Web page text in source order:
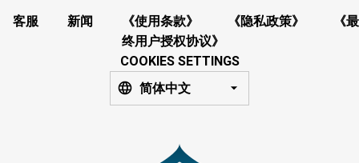
客服 新闻 《使用条款》 《隐私政策》
《最
终用户授权协议》
COOKIES SETTINGS
简体中文